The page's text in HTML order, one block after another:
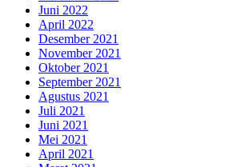
Juni 2022
April 2022
Desember 2021
November 2021
Oktober 2021
September 2021
Agustus 2021
Juli 2021
Juni 2021
Mei 2021
April 2021